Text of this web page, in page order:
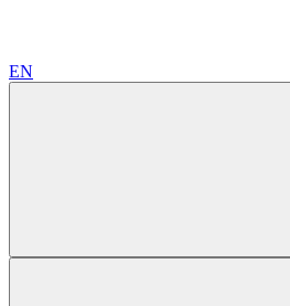
EN